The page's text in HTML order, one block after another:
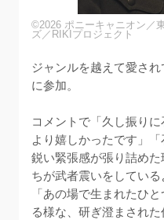
©2026 ポニーキャニオン／
ズ／RIKIプロジェクト
ジャンルを越えて愛され
に参加。
コメントで「久し振り
より嬉しかったです」
鋭い緊張感が張り詰め
ちが武者震いをしている
「あの場で生まれたひ
る様な、研ぎ澄まされ